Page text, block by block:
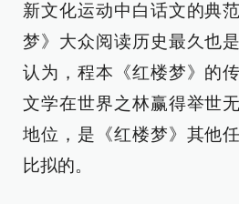
新文化运动中白话文的典
梦》大众阅读历史最久也
认为，程本《红楼梦》的
文学在世界之林赢得举世
地位，是《红楼梦》其他
比拟的。